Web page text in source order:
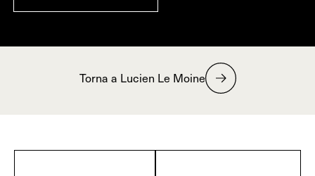
Torna a Lucien Le Moine